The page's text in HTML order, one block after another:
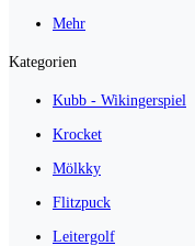
Mehr
Kategorien
Kubb - Wikingerspiel
Krocket
Mölkky
Flitzpuck
Leitergolf